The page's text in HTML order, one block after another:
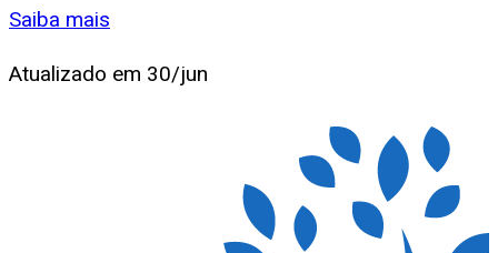
Saiba mais
Atualizado em 30/jun